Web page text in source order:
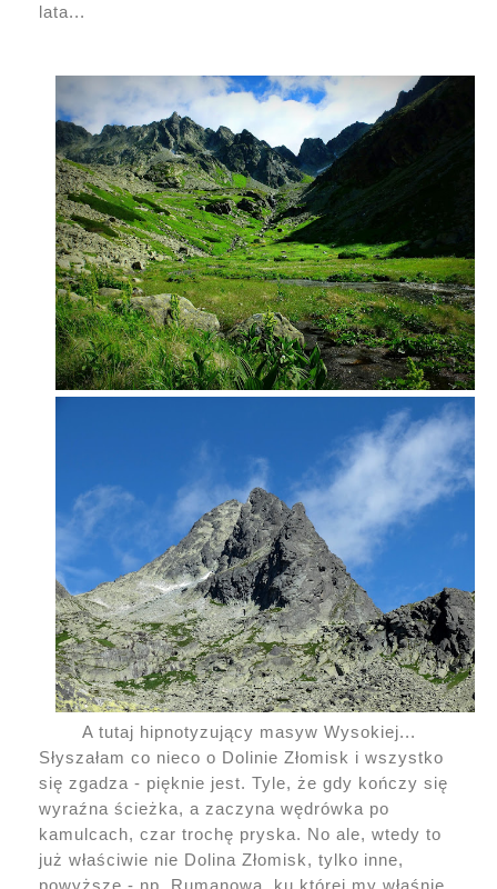
lata...
A tutaj hipnotyzujący masyw Wysokiej...
Słyszałam co nieco o Dolinie Złomisk i wszystko
się zgadza - pięknie jest. Tyle, że gdy kończy się
wyraźna ścieżka, a zaczyna wędrówka po
kamulcach, czar trochę pryska. No ale, wtedy to
już właściwie nie Dolina Złomisk, tylko inne,
powyższe - np. Rumanowa, ku której my właśnie